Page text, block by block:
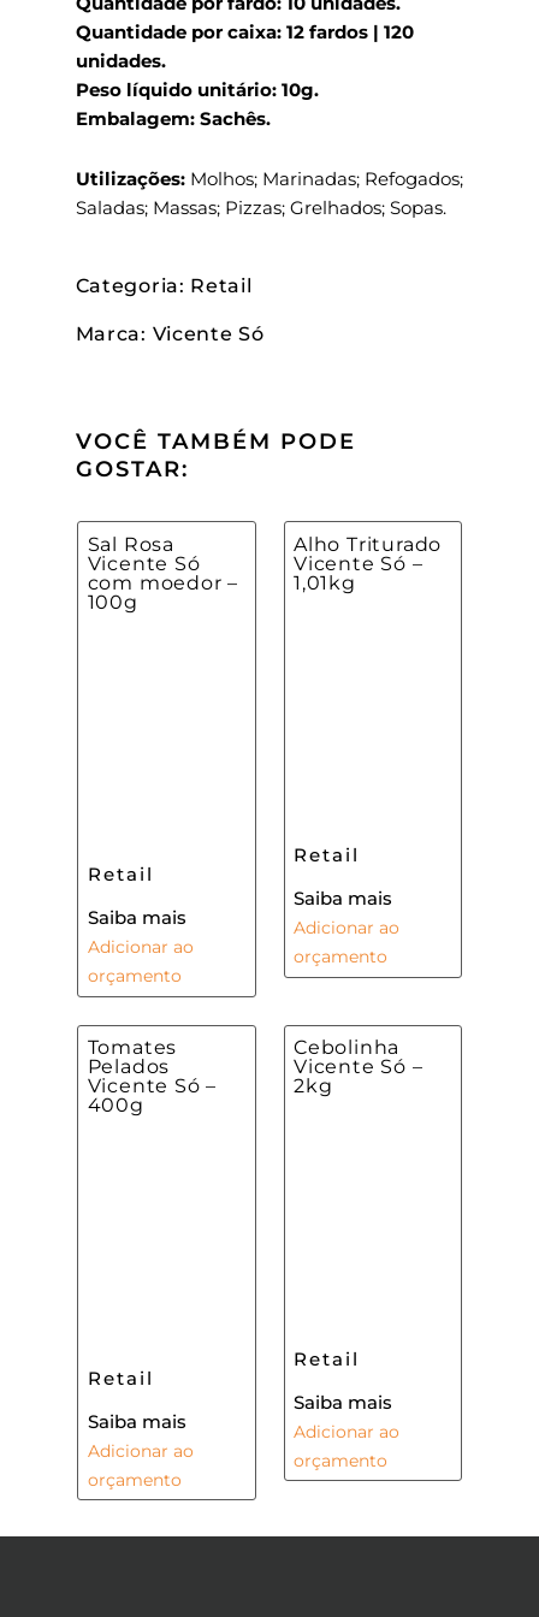
Quantidade por caixa: 12 fardos | 120
unidades.
Peso líquido unitário: 10g.
Embalagem: Sachês.
Utilizações:Molhos; Marinadas; Refogados;
Saladas; Massas; Pizzas; Grelhados; Sopas.
Categoria: Retail
Marca: Vicente Só
VOCÊ TAMBÉM PODE
GOSTAR:
Sal Rosa
Vicente Só
com moedor –
100g
Retail
Saiba mais
Adicionar ao
orçamento
Alho Triturado
Vicente Só –
1,01kg
Retail
Saiba mais
Adicionar ao
orçamento
Tomates
Pelados
Vicente Só –
400g
Retail
Saiba mais
Adicionar ao
orçamento
Cebolinha
Vicente Só –
2kg
Retail
Saiba mais
Adicionar ao
orçamento